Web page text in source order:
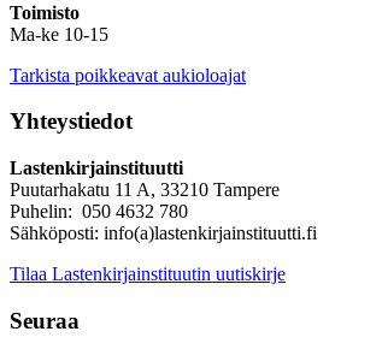
Toimisto
Ma-ke 10-15
Tarkista poikkeavat aukioloajat
Yhteystiedot
Lastenkirjainstituutti
Puutarhakatu 11 A, 33210 Tampere
Puhelin: 050 4632 780
Sähköposti: info(a)lastenkirjainstituutti.fi
Tilaa Lastenkirjainstituutin uutiskirje
Seuraa